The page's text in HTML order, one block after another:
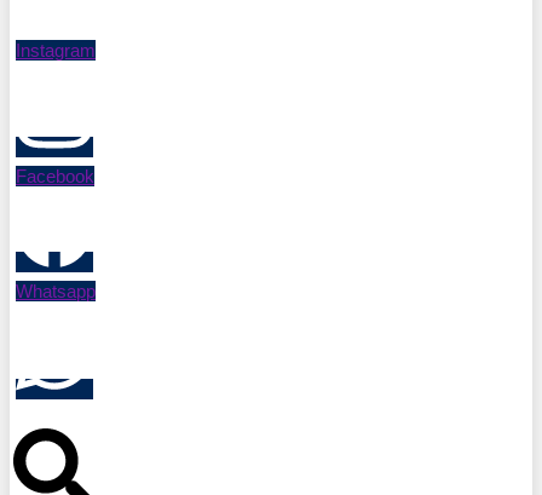
Instagram
Facebook
Whatsapp